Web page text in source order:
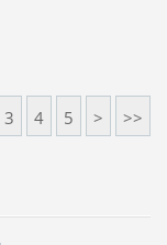
3 4 5 > >>